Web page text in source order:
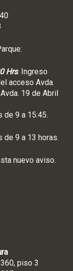
Hrs. Ingreso
acceso Avda.
19 de Abril
de 9 a 15:45.
de 9 a 13 horas.
nuevo aviso.
piso 3